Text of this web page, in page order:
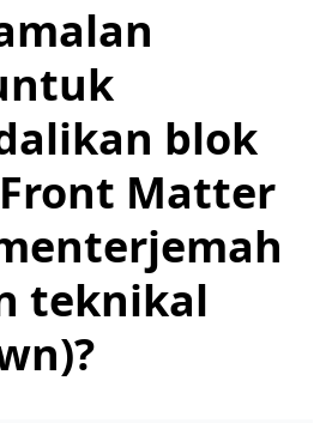
blok
Matter
teknikal